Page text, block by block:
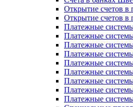
Открытие счетов в
Открытие счетов в
Платежные
Платежные
Платежные
Платежные
Платежные
Платежные
Платежные
Платежные
Платежные